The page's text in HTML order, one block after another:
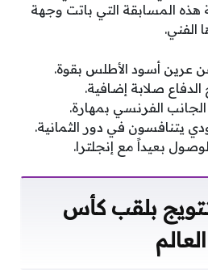
هذه المسابقة التي باتت وجهة
الفني.
عرين أسود الأطلس بقوة.
صلابة إضافية.
الجانب الفرنسي بمهارة.
يتنافسون في دور الثمانية.
بعيداً مع إنجلترا.
بلقب كأس
العالم